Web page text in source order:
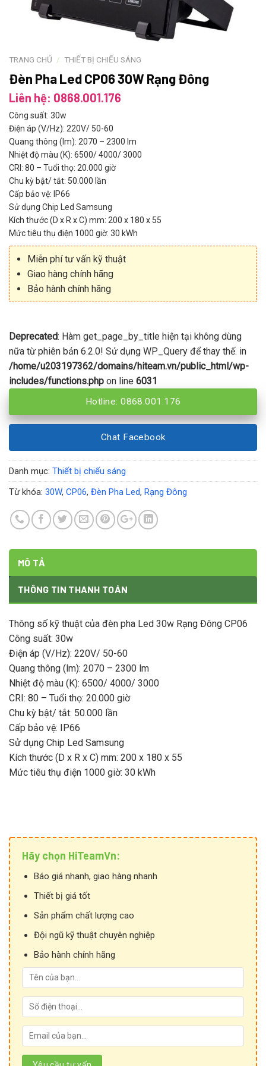
TRANG CHỦ / THIẾT BỊ CHIẾU SÁNG
Đèn Pha Led CP06 30W Rạng Đông
Liên hệ: 0868.001.176
Công suất: 30w
Điện áp (V/Hz): 220V/ 50-60
Quang thông (lm): 2070 – 2300 lm
Nhiệt độ màu (K): 6500/ 4000/ 3000
CRI: 80 – Tuổi thọ: 20.000 giờ
Chu kỳ bật/ tắt: 50.000 lần
Cấp bảo vệ: IP66
Sử dụng Chip Led Samsung
Kích thước (D x R x C) mm: 200 x 180 x 55
Mức tiêu thụ điện 1000 giờ: 30 kWh
Miễn phí tư vấn kỹ thuật
Giao hàng chính hãng
Bảo hành chính hãng
Deprecated: Hàm get_page_by_title hiện tại không dùng
nữa từ phiên bản 6.2.0! Sử dụng WP_Query để thay thế. in
/home/u203197362/domains/hiteam.vn/public_html/wp-
includes/functions.php on line 6031
Hotline: 0868.001.176
Chat Facebook
Danh mục: Thiết bị chiếu sáng
Từ khóa: 30W, CP06, Đèn Pha Led, Rạng Đông
MÔ TẢ
THÔNG TIN THANH TOÁN
Thông số kỹ thuật của đèn pha Led 30w Rạng Đông CP06
Công suất: 30w
Điện áp (V/Hz): 220V/ 50-60
Quang thông (lm): 2070 – 2300 lm
Nhiệt độ màu (K): 6500/ 4000/ 3000
CRI: 80 – Tuổi thọ: 20.000 giờ
Chu kỳ bật/ tắt: 50.000 lần
Cấp bảo vệ: IP66
Sử dụng Chip Led Samsung
Kích thước (D x R x C) mm: 200 x 180 x 55
Mức tiêu thụ điện 1000 giờ: 30 kWh
Hãy chọn HiTeamVn:
Báo giá nhanh, giao hàng nhanh
Thiết bị giá tốt
Sản phẩm chất lượng cao
Đội ngũ kỹ thuật chuyên nghiệp
Bảo hành chính hãng